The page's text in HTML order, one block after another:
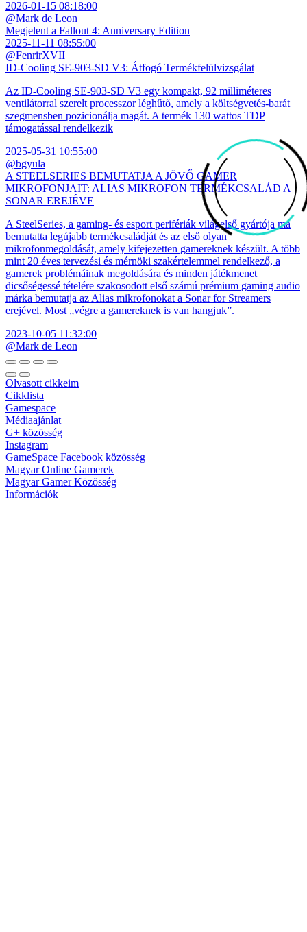
2026-01-15 08:18:00
@Mark de Leon
Megjelent a Fallout 4: Anniversary Edition
2025-11-11 08:55:00
@FenrirXVII
ID-Cooling SE-903-SD V3: Átfogó Termékfelülvizsgálat
Az ID-Cooling SE-903-SD V3 egy kompakt, 92 milliméteres
ventilátorral szerelt processzor léghűtő, amely a költségvetés-barát
szegmensben pozicionálja magát. A termék 130 wattos TDP
támogatással rendelkezik
2025-05-31 10:55:00
@bgyula
A STEELSERIES BEMUTATJA A JÖVŐ GAMER
MIKROFONJAIT: ALIAS MIKROFON TERMÉKCSALÁD A
SONAR EREJÉVE
A SteelSeries, a gaming- és esport perifériák világelső gyártója ma
bemutatta legújabb termékcsaládját és az első olyan
mikrofonmegoldását, amely kifejezetten gamereknek készült. A több
mint 20 éves tervezési és mérnöki szakértelemmel rendelkező, a
gamerek problémáinak megoldására és minden játékmenet
dicsőségessé tételére szakosodott első számú prémium gaming audio
márka bemutatja az Alias mikrofonokat a Sonar for Streamers
erejével. Most „végre a gamereknek is van hangjuk”.
2023-10-05 11:32:00
@Mark de Leon
Olvasott cikkeim
Cikklista
Gamespace
Médiaajánlat
G+ közösség
Instagram
GameSpace Facebook közösség
Magyar Online Gamerek
Magyar Gamer Közösség
Információk